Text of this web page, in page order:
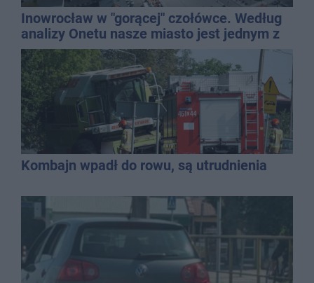
Inowrocław w "gorącej" czołówce. Według
analizy Onetu nasze miasto jest jednym z
najbardziej narażonych na upały
Kombajn wpadł do rowu, są utrudnienia